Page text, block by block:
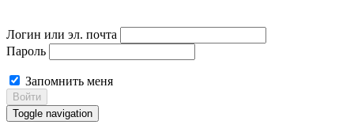
Логин или эл. почта
Пароль
Запомнить меня
Войти
Toggle navigation